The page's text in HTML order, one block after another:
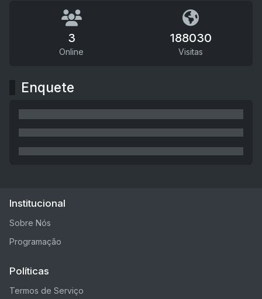
3
Online
188030
Visitas
Enquete
Institucional
Sobre Nós
Programação
Políticas
Termos de Serviço